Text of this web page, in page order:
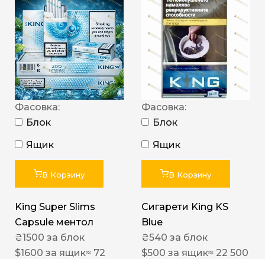
Фасовка:
Блок
Ящик
В Корзину
King Super Slims
Capsule ментол
₴1500 за блок
$1600 за ящик≈ 72
Фасовка:
Блок
Ящик
В Корзину
Сигарети King KS
Blue
₴540 за блок
$500 за ящик≈ 22 500